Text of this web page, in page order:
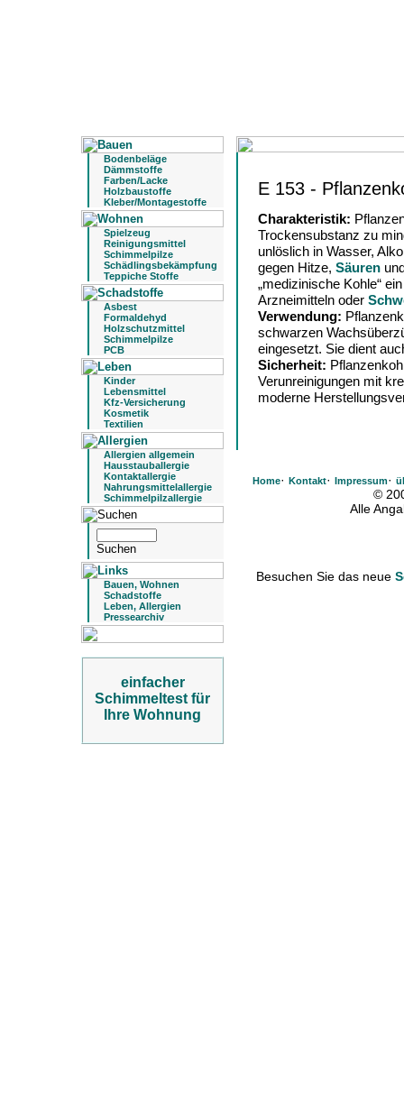
Bodenbeläge
Dämmstoffe
Farben/Lacke
Holzbaustoffe
Kleber/Montagestoffe
Spielzeug
Reinigungsmittel
Schimmelpilze
Schädlingsbekämpfung
Teppiche Stoffe
Asbest
Formaldehyd
Holzschutzmittel
Schimmelpilze
PCB
Kinder
Lebensmittel
Kfz-Versicherung
Kosmetik
Textilien
Allergien allgemein
Hausstauballergie
Kontaktallergie
Nahrungsmittelallergie
Schimmelpilzallergie
Bauen, Wohnen
Schadstoffe
Leben, Allergien
Pressearchiv
einfacher
Schimmeltest für
Ihre Wohnung
E 153 -
Charakteristik:
Trockensubstanz zu
unlöslich in Wasser,
gegen Hitze, Säuren
„medizinische Kohle“
Arzneimitteln oder
Verwendung:
schwarzen
eingesetzt. Sie dient
Sicherheit:
Verunreinigungen mit
moderne
Home· Kontakt· Impressum·
©
Alle
Besuchen Sie das neue